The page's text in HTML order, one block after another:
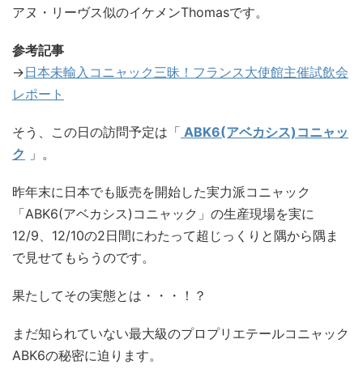
アヌ・リーヴス似のイケメンThomasです。
参考記事
→日本未輸入コニャック三昧！フランス大使館主催試飲会
レポート
そう、この日の訪問予定は「 ABK6(アベカシス)コニャッ
ク 」。
昨年末に日本でも販売を開始した実力派コニャック
「ABK6(アベカシス)コニャック」の生産現場を実に
12/9、12/10の2日間にわたって超じっくりと隅から隅ま
で見せてもらうのです。
果たしてその実態とは・・・！？
まだ知られていない最大級のプロプリエテールコニャック
ABK6の秘密に迫ります。